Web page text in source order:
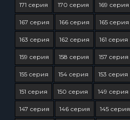
171 серия 170 серия 169 серия
167 серия 166 серия 165 серия
163 серия 162 серия 161 серия
159 серия 158 серия 157 серия
155 серия 154 серия 153 серия
151 серия 150 серия 149 серия
147 серия 146 серия 145 серия